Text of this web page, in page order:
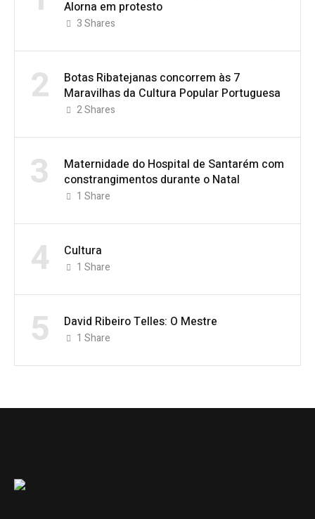
Alorna em protesto
3Shares
2
Botas Ribatejanas concorrem às 7
Maravilhas da Cultura Popular Portuguesa
2Shares
3
Maternidade do Hospital de Santarém com
constrangimentos durante o Natal
1 Share
4 Cultura
1 Share
5 David Ribeiro Telles: O Mestre
1 Share